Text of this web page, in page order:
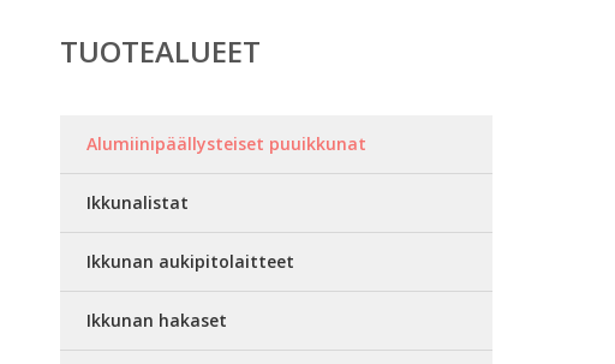
TUOTEALUEET
Alumiinipäällysteiset puuikkunat
Ikkunalistat
Ikkunan aukipitolaitteet
Ikkunan hakaset